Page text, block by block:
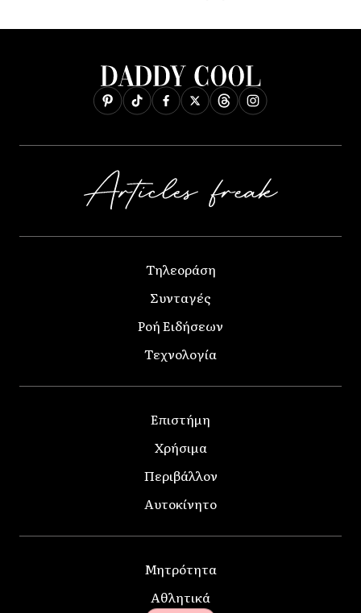
Τηλεοράση
Συνταγές
Ροή Ειδήσεων
Τεχνολογία
Επιστήμη
Χρήσιμα
Περιβάλλον
Αυτοκίνητο
Μητρότητα
Αθλητικά